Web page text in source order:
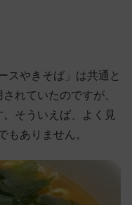
スやきそば」は共通と
れていたのですが、
そういえば、よく見
もありません。